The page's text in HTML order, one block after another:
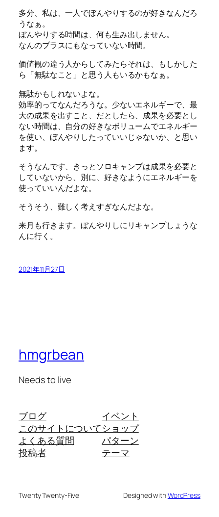
多分、私は、一人でぼんやりするのが好きなんだろ
うなぁ。
ぼんやりする時間は、何も生み出しません。
なんのプラスにもなっていない時間。
価値観の違う人からしてみたらそれは、もしかした
ら「無駄なこと」と思う人もいるかもなぁ。
無駄かもしれないよな。
効率的ってなんだろうな。少ないエネルギーで、最
大の成果を出すこと、だとしたら、成果を必要とし
ない時間は、自分の好きなボリュームでエネルギー
を使い、ぼんやりしたっていいじゃないか、と思い
ます。
そうなんです、きっとソロキャンプは成果を必要と
していないから、別に、好きなようにエネルギーを
使っていいんだよな。
そうそう、難しく考えすぎなんだよな。
来月も行きます。ぼんやりしにリキャンプしょうな
んに行く。
2021年11月27日
hmgrbean
Needs to live
ブログ
このサイトについて
よくある質問
投稿者
イベント
ショップ
パターン
テーマ
Twenty Twenty-Five Designed withWordPress